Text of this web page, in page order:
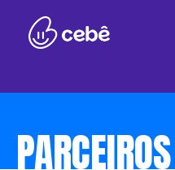
PARCEIROS